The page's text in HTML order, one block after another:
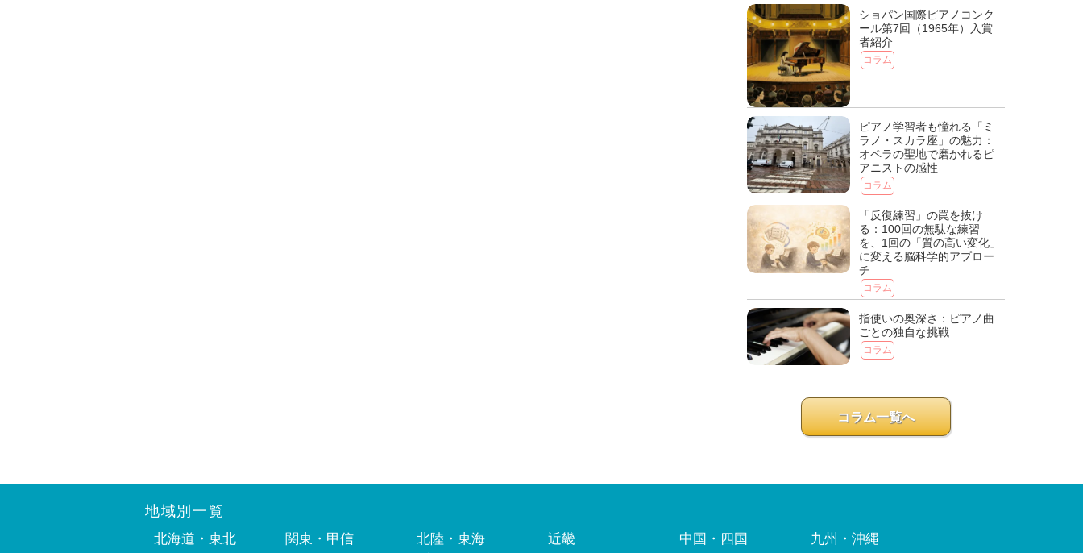
ショパン国際ピアノコンク
ール第7回（1965年）入賞
者紹介
コラム
ピアノ学習者も憧れる「ミ
ラノ・スカラ座」の魅力：
オペラの聖地で磨かれるピ
アニストの感性
コラム
「反復練習」の罠を抜け
る：100回の無駄な練習
を、1回の「質の高い変化」
に変える脳科学的アプロー
チ
コラム
指使いの奥深さ：ピアノ曲
ごとの独自な挑戦
コラム
コラム一覧へ
地域別一覧
北海道・東北
関東・甲信
北陸・東海
近畿
中国・四国
九州・沖縄